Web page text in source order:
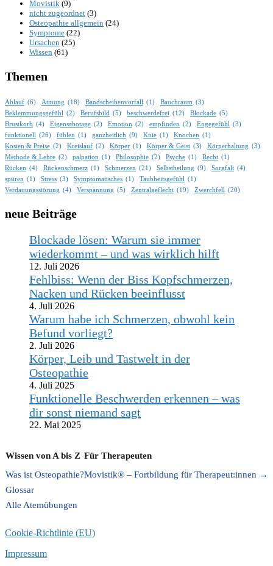
Movistik (9)
nicht zugeordnet (3)
Osteopathie allgemein (24)
Symptome (22)
Ursachen (25)
Wissen (61)
Themen
Ablauf (6) Atmung (18) Bandscheibenvorfall (1) Bauchraum (3)
Beklemmungsgefühl (2) Berufsbild (5) beschwerdefrei (12) Blockade (5)
Brustkorb (4) Eigensabotage (2) Emotion (2) empfinden (2) Engegefühl (3)
funktionell (26) fühlen (1) ganzheitlich (9) Knie (1) Knochen (1)
Kosten & Preise (2) Kreislauf (2) Körper (1) Körper & Geist (3) Körperhaltung (3)
Methode & Lehre (2) palpation (1) Philosophie (2) Psyche (1) Recht (1)
Rücken (4) Rückenschmerz (1) Schmerzen (21) Selbstheilung (9) Sorgfalt (4)
spüren (1) Stress (3) Symptomatisches (1) Taubheitsgefühl (1)
Verdauungsstörung (4) Verspannung (5) Zentralgeflecht (19) Zwerchfell (20)
neue Beiträge
Blockade lösen: Warum sie immer
wiederkommt – und was wirklich hilft
12. Juli 2026
Fehlbiss: Wenn der Biss Kopfschmerzen,
Nacken und Rücken beeinflusst
4. Juli 2026
Warum habe ich Schmerzen, obwohl kein
Befund vorliegt?
2. Juli 2026
Körper, Leib und Tastwelt in der
Osteopathie
4. Juli 2025
Funktionelle Beschwerden erkennen – was
dir sonst niemand sagt
22. Mai 2025
Wissen von A bis Z
Was ist Osteopathie?
Glossar
Alle Atemübungen
Für Therapeuten
Movistik® – Fortbildung für Therapeut:innen →
Cookie-Richtlinie (EU)
Impressum